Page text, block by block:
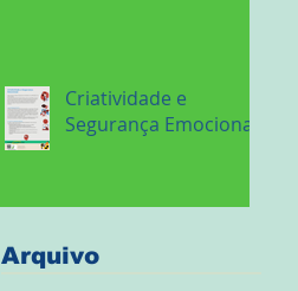
Criatividade e
Segurança Emocional
Arquivo